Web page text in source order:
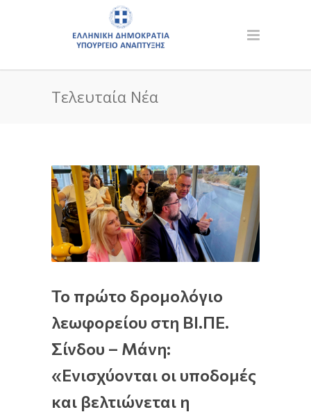
Τελευταία Νέα
Το πρώτο δρομολόγιο
λεωφορείου στη ΒΙ.ΠΕ.
Σίνδου – Μάνη:
«Ενισχύονται οι υποδομές
και βελτιώνεται η